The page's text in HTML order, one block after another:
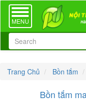
TOGGLE
NAVIGATION
MENU
Trang Chủ Bồn tắm
Bồn tắm